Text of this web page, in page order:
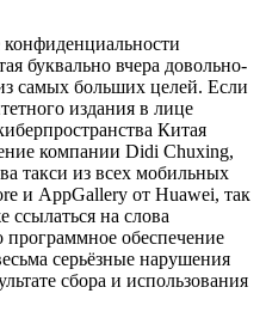
буквально вчера довольно-
самых больших целей. Если
издания в лице
Китая
компании Didi Chuxing,
такси из всех мобильных
и AppGallery от Huawei, так
ссылаться на слова
обеспечение
серьёзные нарушения
сбора и использования